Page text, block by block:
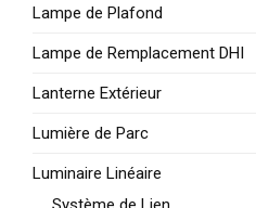
Lampe de Plafond
Lampe de Remplacement DHI
Lanterne Extérieur
Lumière de Parc
Luminaire Linéaire